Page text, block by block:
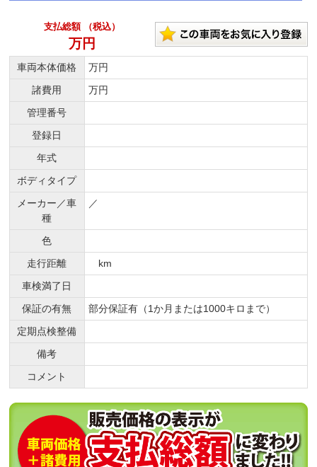
支払総額 （税込）
万円
車両本体価格
万円
諸費用
万円
管理番号
登録日
年式
ボディタイプ
メーカー／車
種
／
色
走行距離
km
車検満了日
保証の有無
部分保証有（1か月または1000キロまで）
定期点検整備
備考
コメント